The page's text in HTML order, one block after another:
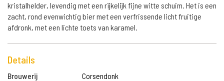
kristalhelder, levendig met een rijkelijk fijne witte schuim. Het is een
zacht, rond evenwichtig bier met een verfrissende licht fruitige
afdronk, met een lichte toets van karamel.
Details
Brouwerij
Corsendonk